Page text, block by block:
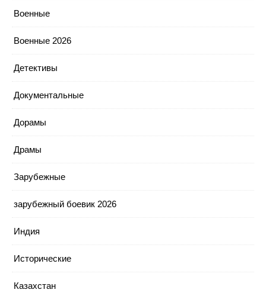
Военные
Военные 2026
Детективы
Документальные
Дорамы
Драмы
Зарубежные
зарубежный боевик 2026
Индия
Исторические
Казахстан